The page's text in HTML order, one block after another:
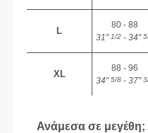
L
80 - 88
31"1/2 - 34"
XL
88 - 96
34"5/8 - 37"
Ανάμεσα σε μεγέθη;